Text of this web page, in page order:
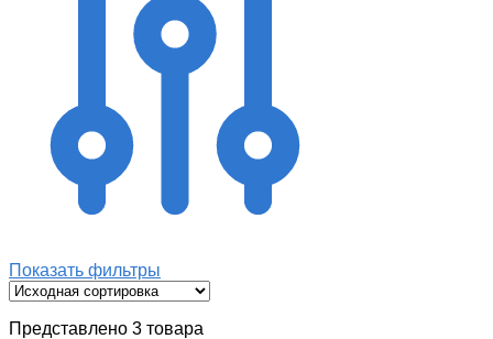
Показать фильтры
Представлено 3 товара